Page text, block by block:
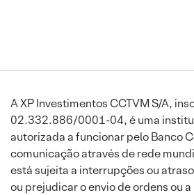
A XP Investimentos CCTVM S/A,
02.332.886/0001-04, é uma
autorizada a funcionar pelo Banco
comunicação através de rede
está sujeita a interrupções ou
ou prejudicar o envio de ordens ou